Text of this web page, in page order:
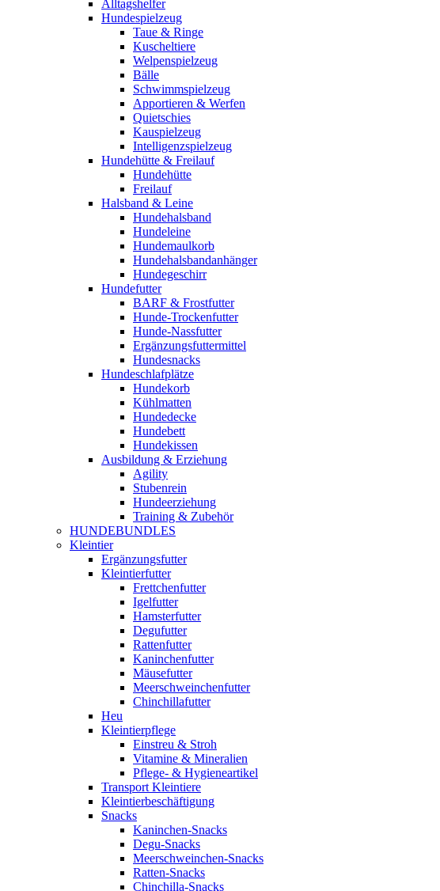
Alltagshelfer
Hundespielzeug
Taue & Ringe
Kuscheltiere
Welpenspielzeug
Bälle
Schwimmspielzeug
Apportieren & Werfen
Quietschies
Kauspielzeug
Intelligenzspielzeug
Hundehütte & Freilauf
Hundehütte
Freilauf
Halsband & Leine
Hundehalsband
Hundeleine
Hundemaulkorb
Hundehalsbandanhänger
Hundegeschirr
Hundefutter
BARF & Frostfutter
Hunde-Trockenfutter
Hunde-Nassfutter
Ergänzungsfuttermittel
Hundesnacks
Hundeschlafplätze
Hundekorb
Kühlmatten
Hundedecke
Hundebett
Hundekissen
Ausbildung & Erziehung
Agility
Stubenrein
Hundeerziehung
Training & Zubehör
HUNDEBUNDLES
Kleintier
Ergänzungsfutter
Kleintierfutter
Frettchenfutter
Igelfutter
Hamsterfutter
Degufutter
Rattenfutter
Kaninchenfutter
Mäusefutter
Meerschweinchenfutter
Chinchillafutter
Heu
Kleintierpflege
Einstreu & Stroh
Vitamine & Mineralien
Pflege- & Hygieneartikel
Transport Kleintiere
Kleintierbeschäftigung
Snacks
Kaninchen-Snacks
Degu-Snacks
Meerschweinchen-Snacks
Ratten-Snacks
Chinchilla-Snacks